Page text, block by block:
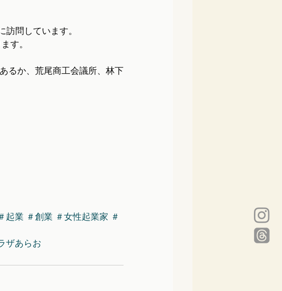
問しています。
す。
るか、荒尾商工会議所、林下
起業 ＃創業 ＃女性起業家 ＃
ザあらお